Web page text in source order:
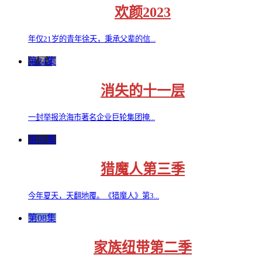
欢颜2023
年仅21岁的青年徐天，秉承父辈的信...
第24集
消失的十一层
一封举报沧海市著名企业巨轮集团掩...
第08集
猎魔人第三季
今年夏天，天翻地覆。《猎魔人》第3...
第08集
家族纽带第二季